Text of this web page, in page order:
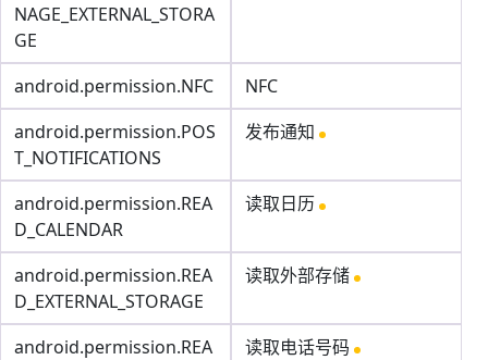
NAGE_EXTERNAL_STORA
GE
android.permission.NFC
NFC
android.permission.POS
T_NOTIFICATIONS
发布通知
android.permission.REA
D_CALENDAR
读取日历
android.permission.REA
D_EXTERNAL_STORAGE
读取外部存储
android.permission.REA
读取电话号码